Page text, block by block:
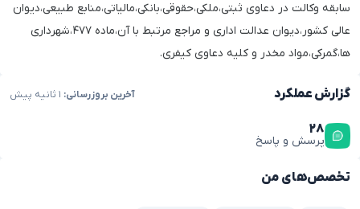
سابقه وکالت در دعاوی ثبتی،ملکی،حقوقی،بانکی،مالیاتی،منابع طبیعی،دیوان
عالی کشور،دیوان عدالت اداری و مراجع مرتبط با آن،ماده ۴۷۷،شهرداری
ها،گمرکی،مواد مخدر و کلیه دعاوی کیفری.
گزارش عملکرد آخرین بروزرسانی:
۲۸
پرسش و پاسخ
تخصص‌های من